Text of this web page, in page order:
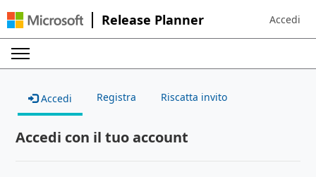
Release Planner Sign in to
Accedi
Accedi Registra Riscatta invito
Accedi con il tuo account